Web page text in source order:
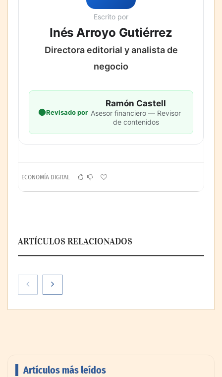
Escrito por
Inés Arroyo Gutiérrez
Directora editorial y analista de
negocio
Revisado por
Ramón Castell
Asesor financiero — Revisor
de contenidos
ECONOMÍA DIGITAL
ARTÍCULOS RELACIONADOS
Paso a paso: ¿cómo prepararse para la
transición a la jornada de 40 horas? Guía
Artículos más leídos